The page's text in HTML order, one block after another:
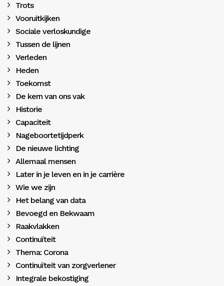
Trots
Vooruitkijken
Sociale verloskundige
Tussen de lijnen
Verleden
Heden
Toekomst
De kern van ons vak
Historie
Capaciteit
Nageboortetijdperk
De nieuwe lichting
Allemaal mensen
Later in je leven en in je carrière
Wie we zijn
Het belang van data
Bevoegd en Bekwaam
Raakvlakken
Continuïteit
Thema: Corona
Continuïteit van zorgverlener
Integrale bekostiging